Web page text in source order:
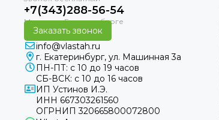
+7(343)288-56-54
Заказать звонок
info@vlastah.ru
г. Екатеринбург, ул. Машинная 3а
ПН-ПТ: с 10 до 19 часов
СБ-ВСК: с 10 до 16 часов
ИП Устинов И.Э.
ИНН 667303261560
ОГРНИП 320665800072800